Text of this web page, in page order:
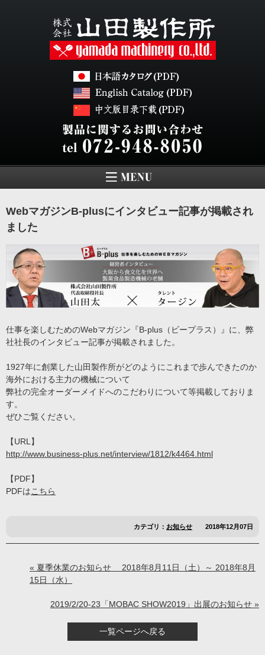
WebマガジンB-plusにインタビュー記事が掲載され
ました
仕事を楽しむためのWebマガジン『B-plus（ビープラス）』に、弊
社社長のインタビュー記事が掲載されました。
1927年に創業した山田製作所がどのようにこれまで歩んできたのか
海外における主力の機械について
弊社の完全オーダーメイドへのこだわりについて等掲載しておりま
す。
ぜひご覧ください。
【URL】
http://www.business-plus.net/interview/1812/k4464.html
【PDF】
PDFはこちら
カテゴリ： お知らせ 2018年12月07日
« 夏季休業のお知らせ 2018年8月11日（土）～ 2018年8月
15日（水）
2019/2/20-23「MOBAC SHOW2019」出展のお知らせ »
一覧ページへ戻る